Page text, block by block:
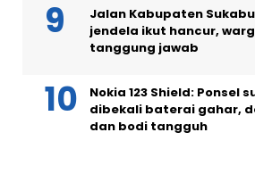
Jalan Kabupaten
jendela ikut hancur,
tanggung jawab
Nokia 123 Shield: Ponsel
dibekali baterai gahar,
dan bodi tangguh